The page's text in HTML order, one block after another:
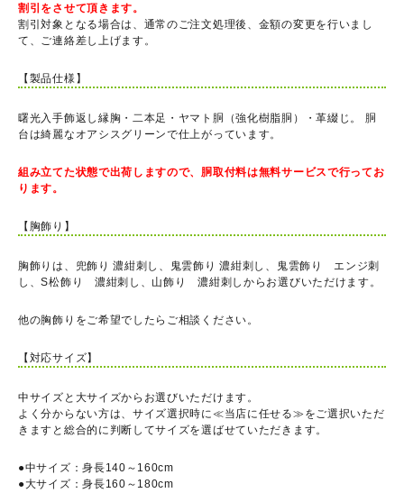
割引をさせて頂きます。
割引対象となる場合は、通常のご注文処理後、金額の変更を行いまし
て、ご連絡差し上げます。
【製品仕様】
曙光入手飾返し縁胸・二本足・ヤマト胴（強化樹脂胴）・革綴じ。 胴
台は綺麗なオアシスグリーンで仕上がっています。
組み立てた状態で出荷しますので、胴取付料は無料サービスで行ってお
ります。
【胸飾り】
胸飾りは、兜飾り 濃紺刺し、鬼雲飾り 濃紺刺し、鬼雲飾り エンジ刺
し、S松飾り 濃紺刺し、山飾り 濃紺刺しからお選びいただけます。
他の胸飾りをご希望でしたらご相談ください。
【対応サイズ】
中サイズと大サイズからお選びいただけます。
よく分からない方は、サイズ選択時に≪当店に任せる≫をご選択いただ
きますと総合的に判断してサイズを選ばせていただきます。
●中サイズ：身長140～160cm
●大サイズ：身長160～180cm